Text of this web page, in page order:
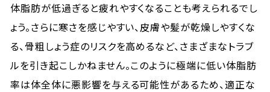
体脂肪が低過ぎると疲れやすくなることも考えられるでし
ょう。さらに寒さを感じやすい、皮膚や髪が乾燥しやすくな
る、骨粗しょう症のリスクを高めるなど、さまざまなトラブ
ルを引き起こしかねません。このように極端に低い体脂肪
率は体全体に悪影響を与える可能性があるため、適正な